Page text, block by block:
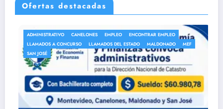
Ofertas destacadas
CANELONES EMPLEO
ENCONTRAR EMPLEO
A CONCURSO
LLAMADOS DEL ESTADO MALDONADO
MEF
ANEP